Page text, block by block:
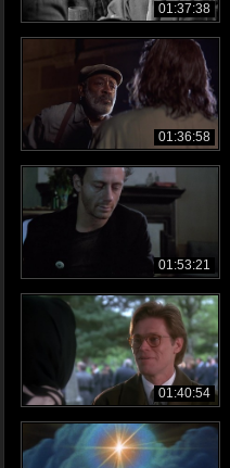
01:37:38
01:36:58
01:53:21
01:40:54